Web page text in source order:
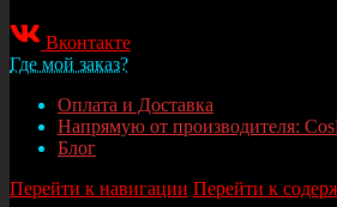
Вконтакте
Где мой заказ?
Оплата и Доставка
Напрямую от производителя:
Блог
Перейти к навигации Перейти к